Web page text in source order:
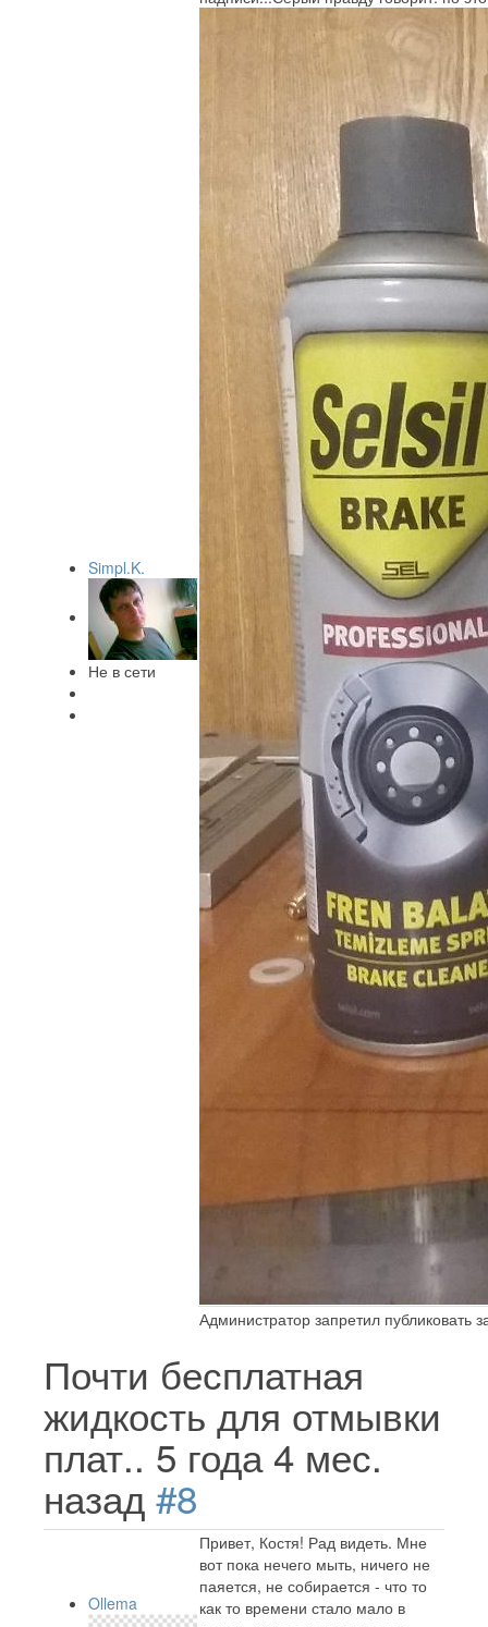
Simpl.K.
Не в сети
Администратор запретил публиковать
Почти бесплатная
жидкость для отмывки
плат.. 5 года 4 мес.
назад #8
Ollema
Привет, Костя! Рад видеть. Мне
вот пока нечего мыть, ничего не
паяется, не собирается - что то
как то времени стало мало в